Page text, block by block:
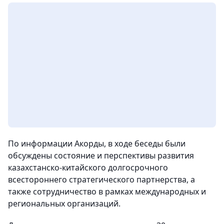
По информации Акорды, в ходе беседы были
обсуждены состояние и перспективы развития
казахстанско-китайского долгосрочного
всестороннего стратегического партнерства, а
также сотрудничество в рамках международных и
региональных организаций.